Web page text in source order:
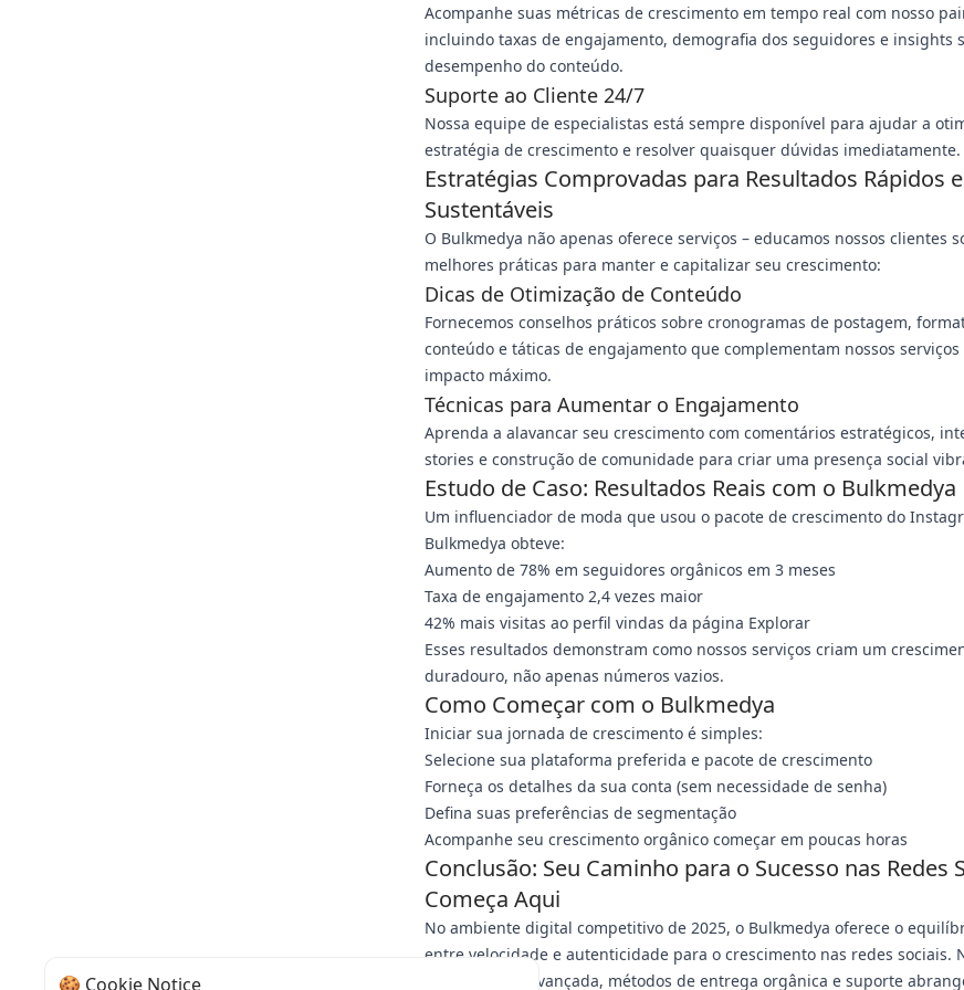
Acompanhe suas métricas de crescimento em tempo real com nosso
incluindo taxas de engajamento, demografia dos seguidores e insights
desempenho do conteúdo.
Suporte ao Cliente 24/7
Nossa equipe de especialistas está sempre disponível para ajudar a
estratégia de crescimento e resolver quaisquer dúvidas imediatamente.
Estratégias Comprovadas para Resultados Rápidos e
Sustentáveis
O Bulkmedya não apenas oferece serviços – educamos nossos clientes
melhores práticas para manter e capitalizar seu crescimento:
Dicas de Otimização de Conteúdo
Fornecemos conselhos práticos sobre cronogramas de postagem,
conteúdo e táticas de engajamento que complementam nossos serviços
impacto máximo.
Técnicas para Aumentar o Engajamento
Aprenda a alavancar seu crescimento com comentários estratégicos,
stories e construção de comunidade para criar uma presença social
Estudo de Caso: Resultados Reais com o Bulkmedya
Um influenciador de moda que usou o pacote de crescimento do
Bulkmedya obteve:
Aumento de 78% em seguidores orgânicos em 3 meses
Taxa de engajamento 2,4 vezes maior
42% mais visitas ao perfil vindas da página Explorar
Esses resultados demonstram como nossos serviços criam um
duradouro, não apenas números vazios.
Como Começar com o Bulkmedya
Iniciar sua jornada de crescimento é simples:
Selecione sua plataforma preferida e pacote de crescimento
Forneça os detalhes da sua conta (sem necessidade de senha)
Defina suas preferências de segmentação
Acompanhe seu crescimento orgânico começar em poucas horas
Conclusão: Seu Caminho para o Sucesso nas Redes
Começa Aqui
No ambiente digital competitivo de 2025, o Bulkmedya oferece o
entre velocidade e autenticidade para o crescimento nas redes sociais.
segmentação avançada, métodos de entrega orgânica e suporte
🍪 Cookie Notice